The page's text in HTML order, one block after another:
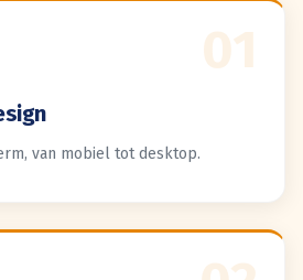
01
van mobiel tot desktop.